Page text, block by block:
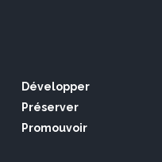
Développer
Préserver
Promouvoir